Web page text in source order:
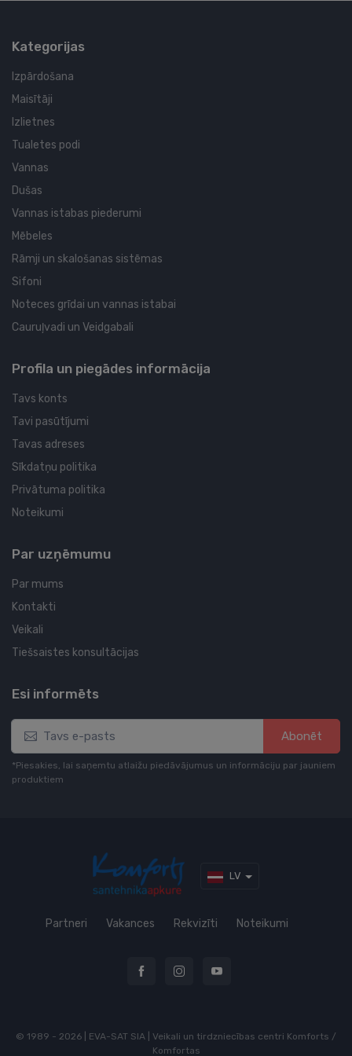
Kategorijas
Izpārdošana
Maisītāji
Izlietnes
Tualetes podi
Vannas
Dušas
Vannas istabas piederumi
Mēbeles
Rāmji un skalošanas sistēmas
Sifoni
Noteces grīdai un vannas istabai
Cauruļvadi un Veidgabali
Profila un piegādes informācija
Tavs konts
Tavi pasūtījumi
Tavas adreses
Sīkdatņu politika
Privātuma politika
Noteikumi
Par uzņēmumu
Par mums
Kontakti
Veikali
Tiešsaistes konsultācijas
Esi informēts
Abonēt
*Piesakies, lai saņemtu atlaižu piedāvājumus un informāciju par jauniem
produktiem
LV
Partneri Vakances Rekvizīti Noteikumi
© 1989 - 2026 | EVA-SAT SIA | Veikali un tirdzniecības centri Komforts /
Komfortas